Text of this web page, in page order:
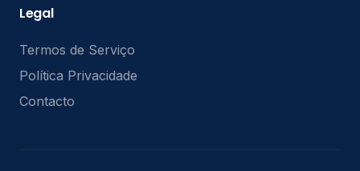
Legal
Termos de Serviço
Política Privacidade
Contacto